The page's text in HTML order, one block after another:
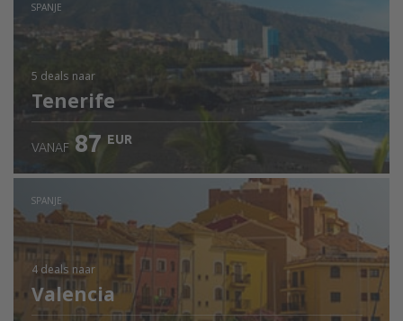
SPANJE
5 deals naar
Tenerife
VANAF 87 EUR
SPANJE
4 deals naar
Valencia